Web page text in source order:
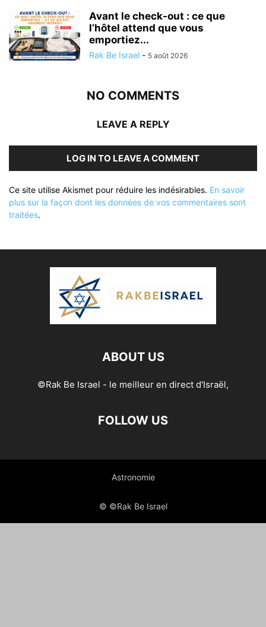
Avant le check-out : ce que
l’hôtel attend que vous
emportiez...
Rak Be Israel - 5 août 2026
NO COMMENTS
LEAVE A REPLY
LOG IN TO LEAVE A COMMENT
Ce site utilise Akismet pour réduire les indésirables. En savoir
plus sur la façon dont les données de vos commentaires sont
traitées.
ABOUT US
©Rak Be Israel - le meilleur en direct d'Israël,
FOLLOW US
Astronomie
© ©Rak Be Israel